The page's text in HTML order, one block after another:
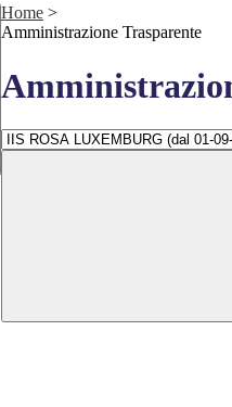
Home >
Amministrazione Trasparente